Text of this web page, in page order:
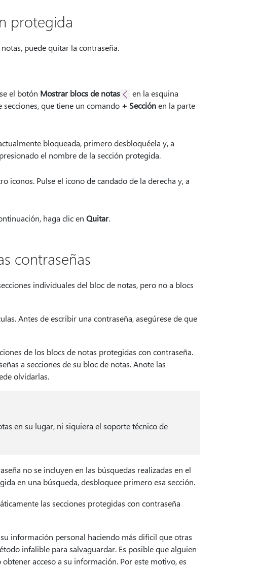
protegida
puede quitar la contraseña.
el botón Mostrar blocs de notas
en la esquina
que tiene un comando + Secciónen la parte
bloqueada, primero desbloquéela y, a
el nombre de la sección protegida.
iconos. Pulse el icono de candado de la derecha y, a
haga clic en Quitar.
contraseñas
individuales del bloc de notas, pero no a blocs
Antes de escribir una contraseña, asegúrese de que
de los blocs de notas protegidas con contraseña.
a secciones de su bloc de notas. Anote las
olvidarlas.
en su lugar, ni siquiera el soporte técnico de
no se incluyen en las búsquedas realizadas en el
en una búsqueda, desbloquee primero esa sección.
las secciones protegidas con contraseña
información personal haciendo más difícil que otras
infalible para salvaguardar. Es posible que alguien
acceso a su información. Por este motivo, es